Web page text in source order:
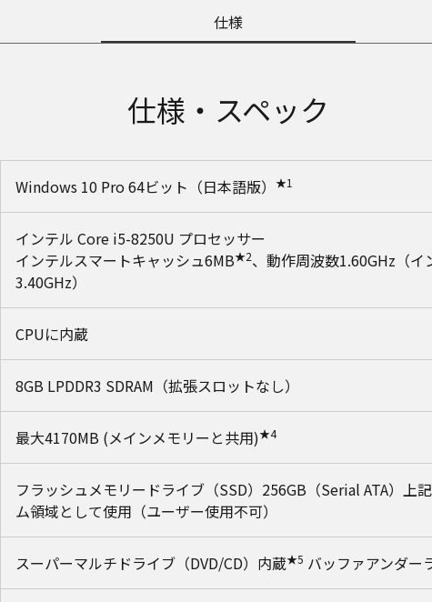
仕様
仕様・スペック
Windows 10 Pro 64ビット（日本語版） ★1
インテル Core i5-8250U プロセッサー
インテルスマートキャッシュ6MB★2、動作周波数1.60GHz（
3.40GHz）
CPUに内蔵
8GB LPDDR3 SDRAM（拡張スロットなし）
最大4170MB (メインメモリーと共用)★4
フラッシュメモリードライブ（SSD）256GB（Serial ATA）上
ム領域として使用（ユーザー使用不可）
スーパーマルチドライブ（DVD/CD）内蔵★5 バッファアンダー